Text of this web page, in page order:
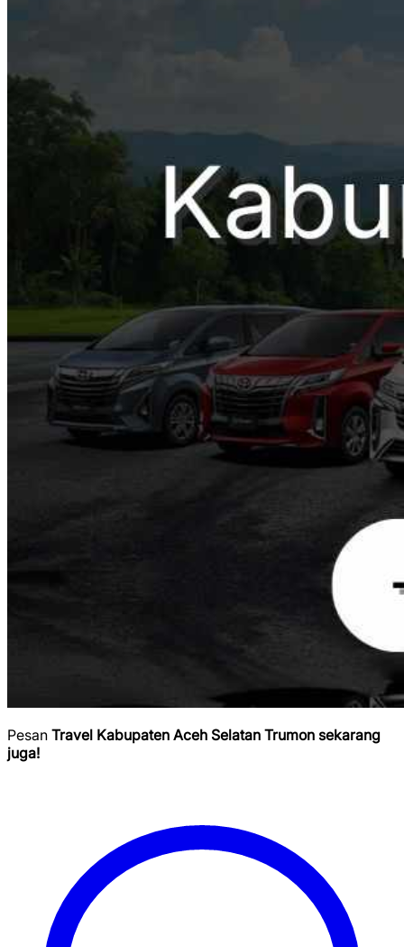
Pesan Travel Kabupaten Aceh Selatan Trumon sekarang
juga!